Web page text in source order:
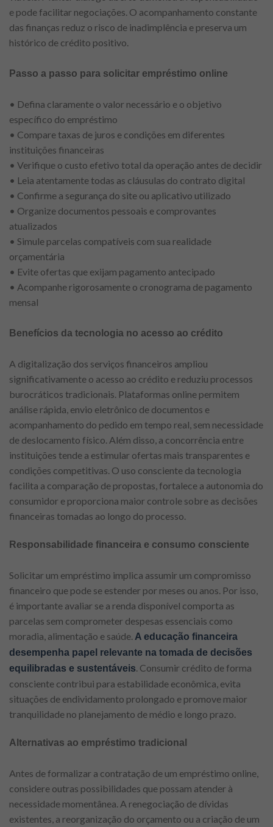
e pode facilitar negociações. O acompanhamento constante
das finanças reduz o risco de inadimplência e preserva um
histórico de crédito positivo.
Passo a passo para solicitar empréstimo online
• Defina claramente o valor necessário e o objetivo
específico do empréstimo
• Compare taxas de juros e condições em diferentes
instituições financeiras
• Verifique o custo efetivo total da operação antes de decidir
• Leia atentamente todas as cláusulas do contrato digital
• Confirme a segurança do site ou aplicativo utilizado
• Organize documentos pessoais e comprovantes
atualizados
• Simule parcelas compatíveis com sua realidade
orçamentária
• Evite ofertas que exijam pagamento antecipado
• Acompanhe rigorosamente o cronograma de pagamento
mensal
Benefícios da tecnologia no acesso ao crédito
A digitalização dos serviços financeiros ampliou
significativamente o acesso ao crédito e reduziu processos
burocráticos tradicionais. Plataformas online permitem
análise rápida, envio eletrônico de documentos e
acompanhamento do pedido em tempo real, sem necessidade
de deslocamento físico. Além disso, a concorrência entre
instituições tende a estimular ofertas mais transparentes e
condições competitivas. O uso consciente da tecnologia
facilita a comparação de propostas, fortalece a autonomia do
consumidor e proporciona maior controle sobre as decisões
financeiras tomadas ao longo do processo.
Responsabilidade financeira e consumo consciente
Solicitar um empréstimo implica assumir um compromisso
financeiro que pode se estender por meses ou anos. Por isso,
é importante avaliar se a renda disponível comporta as
parcelas sem comprometer despesas essenciais como
moradia, alimentação e saúde. A educação financeira
desempenha papel relevante na tomada de decisões
equilibradas e sustentáveis. Consumir crédito de forma
consciente contribui para estabilidade econômica, evita
situações de endividamento prolongado e promove maior
tranquilidade no planejamento de médio e longo prazo.
Alternativas ao empréstimo tradicional
Antes de formalizar a contratação de um empréstimo online,
considere outras possibilidades que possam atender à
necessidade momentânea. A renegociação de dívidas
existentes, a reorganização do orçamento ou a criação de um